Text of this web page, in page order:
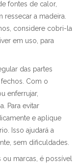
fontes de calor,
a madeira.
considere cobri-la
em uso, para
das partes
Com o
enferrujar,
Para evitar
e aplique
Isso ajudará a
sem dificuldades.
ou marcas, é possível